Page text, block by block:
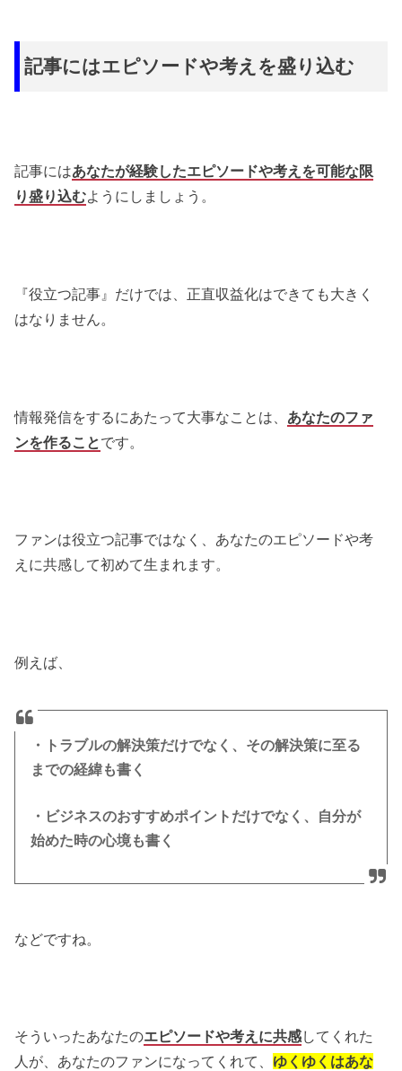
記事にはエピソードや考えを盛り込む
記事にはあなたが経験したエピソードや考えを可能な限
り盛り込むようにしましょう。
『役立つ記事』だけでは、正直収益化はできても大きく
はなりません。
情報発信をするにあたって大事なことは、 あなたのファ
ンを作ることです。
ファンは役立つ記事ではなく、あなたのエピソードや考
えに共感して初めて生まれます。
例えば、
・トラブルの解決策だけでなく、その解決策に至る
までの経緯も書く
・ビジネスのおすすめポイントだけでなく、自分が
始めた時の心境も書く
などですね。
そういったあなたのエピソードや考えに共感してくれた
人が、あなたのファンになってくれて、 ゆくゆくはあな